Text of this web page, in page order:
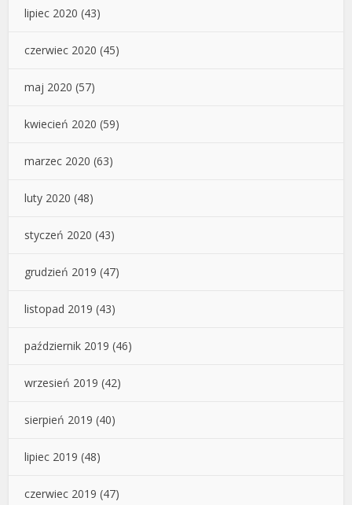
lipiec 2020 (43)
czerwiec 2020 (45)
maj 2020 (57)
kwiecień 2020 (59)
marzec 2020 (63)
luty 2020 (48)
styczeń 2020 (43)
grudzień 2019 (47)
listopad 2019 (43)
październik 2019 (46)
wrzesień 2019 (42)
sierpień 2019 (40)
lipiec 2019 (48)
czerwiec 2019 (47)